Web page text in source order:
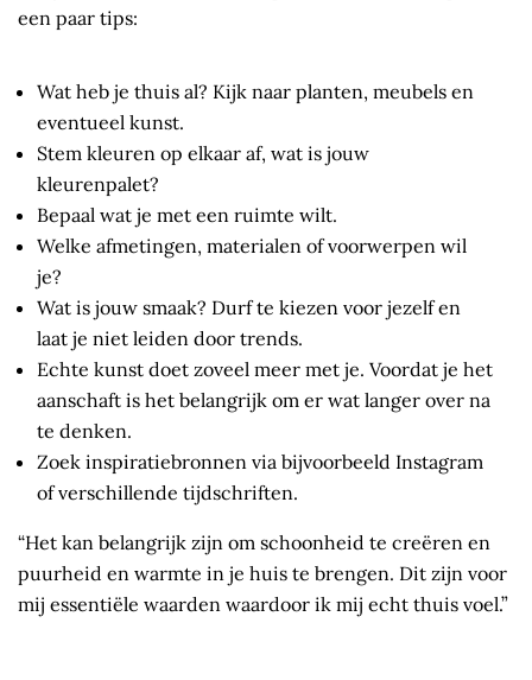
een paar tips:
Wat heb je thuis al? Kijk naar planten, meubels en
eventueel kunst.
Stem kleuren op elkaar af, wat is jouw
kleurenpalet?
Bepaal wat je met een ruimte wilt.
Welke afmetingen, materialen of voorwerpen wil
je?
Wat is jouw smaak? Durf te kiezen voor jezelf en
laat je niet leiden door trends.
Echte kunst doet zoveel meer met je. Voordat je het
aanschaft is het belangrijk om er wat langer over na
te denken.
Zoek inspiratiebronnen via bijvoorbeeld Instagram
of verschillende tijdschriften.
“Het kan belangrijk zijn om schoonheid te creëren en
puurheid en warmte in je huis te brengen. Dit zijn voor
mij essentiële waarden waardoor ik mij echt thuis voel.”